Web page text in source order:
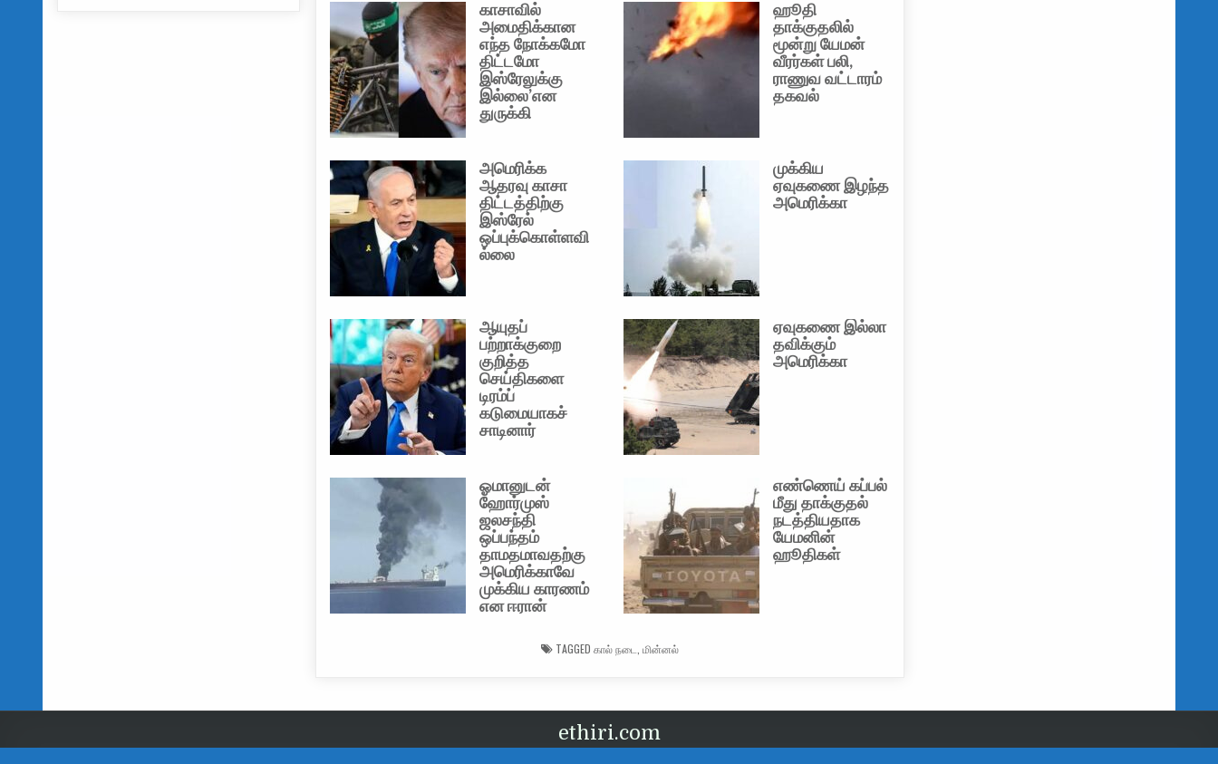
காசாவில்
அமைதிக்கான
எந்த நோக்கமோ
திட்டமோ
இஸ்ரேலுக்கு
இல்லை’என
துருக்கி
ஹூதி
தாக்குதலில்
மூன்று யேமன்
வீரர்கள் பலி,
ராணுவ வட்டாரம்
தகவல்
அமெரிக்க
ஆதரவு காசா
திட்டத்திற்கு
இஸ்ரேல்
ஒப்புக்கொள்ளவி
ல்லை
முக்கிய
ஏவுகணை இழந்த
அமெரிக்கா
ஆயுதப்
பற்றாக்குறை
குறித்த
செய்திகளை
டிரம்ப்
கடுமையாகச்
சாடினார்
ஏவுகணை இல்லா
தவிக்கும்
அமெரிக்கா
ஓமானுடன்
ஹோர்முஸ்
ஜலசந்தி
ஒப்பந்தம்
தாமதமாவதற்கு
அமெரிக்காவே
முக்கிய காரணம்
என ஈரான்
எண்ணெய் கப்பல்
மீது தாக்குதல்
நடத்தியதாக
யேமனின்
ஹூதிகள்
TAGGEDகால் நடை ,மின்னல்
ethiri.com